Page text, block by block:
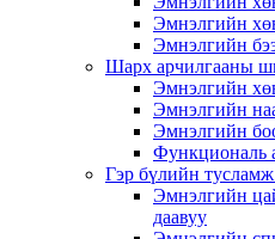
Эмнэлгийн
Эмнэлгийн
Шарх арчилгааны
Эмнэлгийн
Эмнэлгийн
Эмнэлгийн
Функциональ
Гэр бүлийн
Эмнэлгийн
даавуу